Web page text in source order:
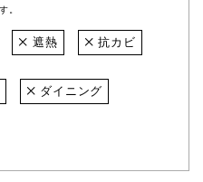
。
遮熱 抗カビ
ダイニング